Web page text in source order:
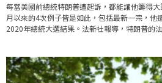
每當美國前總統特朗普遭起訴，都能讓他籌得
月以來的4次例子皆是如此，包括最新一宗，他
2020年總統大選結果。法新社報導，特朗普的